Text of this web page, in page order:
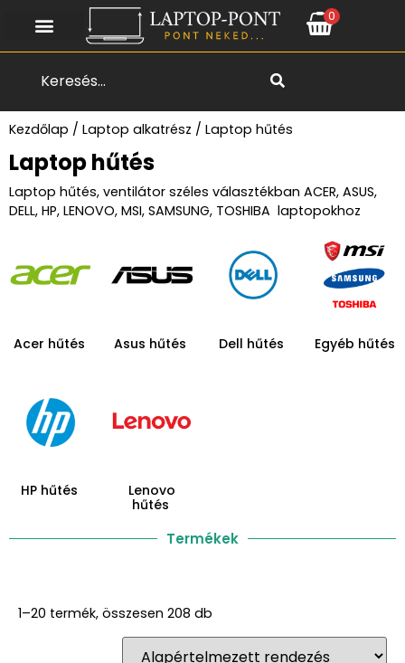
0
Kezdőlap / Laptop alkatrész / Laptop hűtés
Laptop hűtés
Laptop hűtés, ventilátor széles választékban ACER, ASUS,
DELL, HP, LENOVO, MSI, SAMSUNG, TOSHIBA laptopokhoz
Acer hűtés Asus hűtés Dell hűtés Egyéb hűtés
HP hűtés
Lenovo
hűtés
Termékek
1–20 termék, összesen 208 db